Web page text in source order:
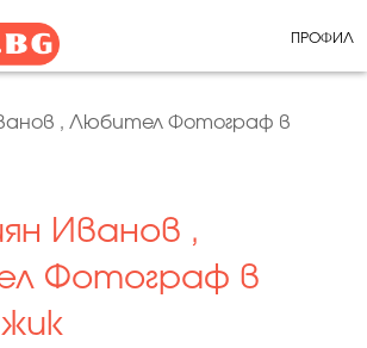
ПРОФИЛ
, Любител Фотограф в
Иванов ,
Фотограф в